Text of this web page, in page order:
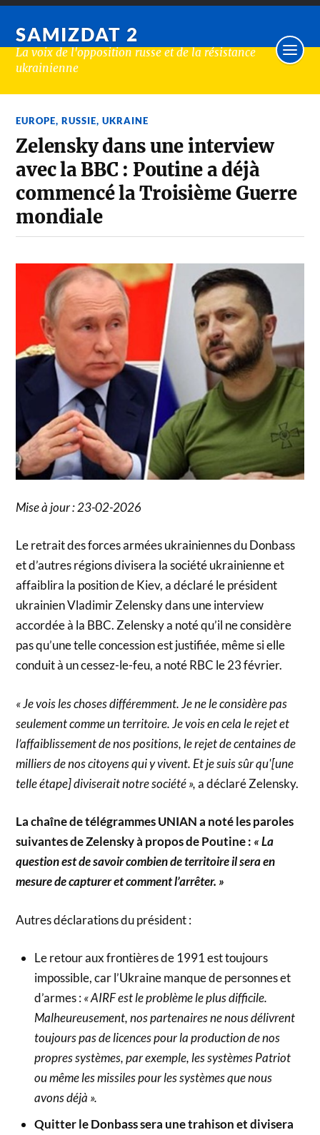
SAMIZDAT 2
La voix de l'opposition russe et de la résistance
ukrainienne
EUROPE,RUSSIE,UKRAINE
Zelensky dans une interview
avec la BBC : Poutine a déjà
commencé la Troisième Guerre
mondiale
Mise à jour : 23-02-2026
Le retrait des forces armées ukrainiennes du Donbass
et d’autres régions divisera la société ukrainienne et
affaiblira la position de Kiev, a déclaré le président
ukrainien Vladimir Zelensky dans une interview
accordée à la BBC. Zelensky a noté qu’il ne considère
pas qu’une telle concession est justifiée, même si elle
conduit à un cessez-le-feu, a noté RBC le 23 février.
« Je vois les choses différemment. Je ne le considère pas
seulement comme un territoire. Je vois en cela le rejet et
l’affaiblissement de nos positions, le rejet de centaines de
milliers de nos citoyens qui y vivent. Et je suis sûr qu'[une
telle étape] diviserait notre société »,a déclaré Zelensky.
La chaîne de télégrammes UNIAN a noté les paroles
suivantes de Zelensky à propos de Poutine : « La
question est de savoir combien de territoire il sera en
mesure de capturer et comment l’arrêter. »
Autres déclarations du président :
Le retour aux frontières de 1991 est toujours
impossible, car l’Ukraine manque de personnes et
d’armes :« AIRF est le problème le plus difficile.
Malheureusement, nos partenaires ne nous délivrent
toujours pas de licences pour la production de nos
propres systèmes, par exemple, les systèmes Patriot
ou même les missiles pour les systèmes que nous
avons déjà ».
Quitter le Donbass sera une trahison et divisera